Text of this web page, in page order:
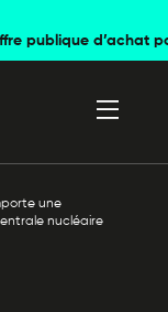
publique d’achat
une
nucléaire